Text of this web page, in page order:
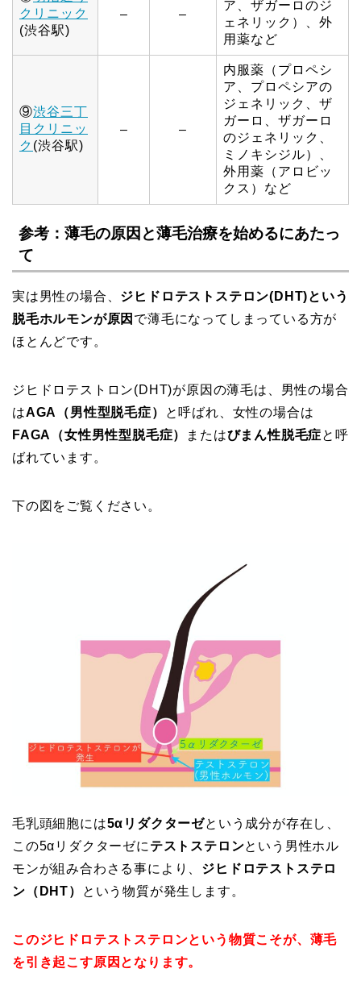
クリニック
(渋谷駅)
– –
ア、ザガーロのジ
ェネリック）、外
用薬など
⑨渋谷三丁
目クリニッ
ク (渋谷駅)
– –
内服薬（プロペシ
ア、プロペシアの
ジェネリック、ザ
ガーロ、ザガーロ
のジェネリック、
ミノキシジル）、
外用薬（アロビッ
クス）など
参考：薄毛の原因と薄毛治療を始めるにあたっ
て
実は男性の場合、 ジヒドロテストステロン(DHT)という
脱毛ホルモンが原因 で薄毛になってしまっている方が
ほとんどです。
ジヒドロテストロン(DHT)が原因の薄毛は、男性の場合
はAGA（男性型脱毛症）
と呼ばれ、女性の場合は
FAGA（女性男性型脱毛症）
またはびまん性脱毛症と呼
ばれています。
下の図をご覧ください。
毛乳頭細胞には5αリダクターゼという成分が存在し、
この5αリダクターゼに テストステロンという男性ホル
モンが組み合わさる事により、 ジヒドロテストステロ
ン（DHT）
という物質が発生します。
このジヒドロテストステロンという物質こそが、薄毛
を引き起こす原因となります。